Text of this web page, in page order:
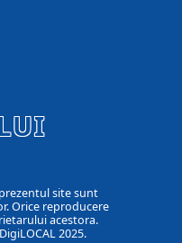
site sunt
Orice reproducere
acestora.
2025.